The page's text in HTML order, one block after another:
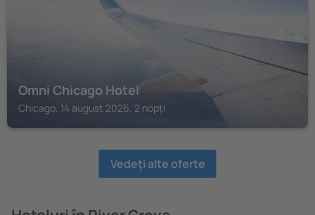
Omni Chicago Hotel
Chicago, 14 august 2026, 2 nopți
Vedeţi alte oferte